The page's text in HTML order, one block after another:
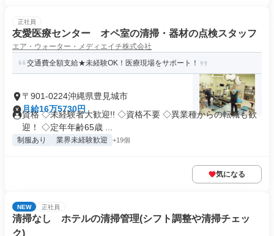
正社員
友愛医療センター オペ室の清掃・器材の点検スタッフ
エア・ウォーター・メディエイチ株式会社
交通費全額支給★未経験OK！医療現場をサポート！
〒901-0224沖縄県豊見城市
月給16万5730円
資格 ◇未経験者大歓迎!! ◇資格不要 ◇異業種からの転職も歓
迎！ ◇定年年齢65歳 ...
制服あり 業界未経験歓迎 +19個
気になる
NEW 正社員
清掃なし ホテルの清掃管理(シフト調整や清掃チェッ
ク)